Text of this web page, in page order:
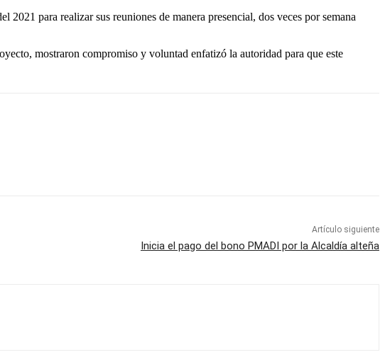
2021 para realizar sus reuniones de manera presencial, dos veces por semana
mostraron compromiso y voluntad enfatizó la autoridad para que este
Artículo siguiente
Inicia el pago del bono PMADI por la Alcaldía alteña